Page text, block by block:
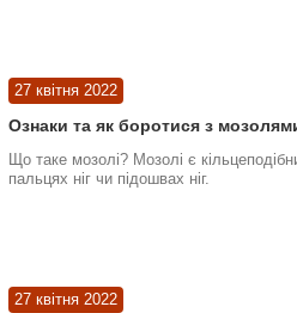
27 квітня 2022
Ознаки та як боротися з
Що таке мозолі? Мозолі є
пальцях ніг чи підошвах ніг.
27 квітня 2022